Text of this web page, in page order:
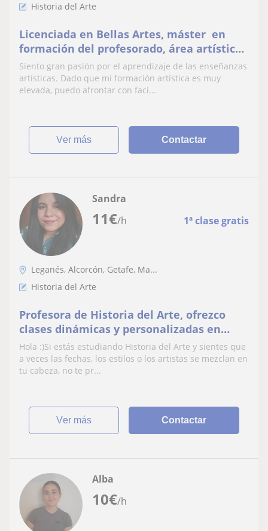
Historia del Arte
Licenciada en Bellas Artes, máster en
formación del profesorado, área artística,
b2 inglés
Siento gran pasión por el aprendizaje de las enseñanzas
artísticas. Dado que mi formación artística es muy
elevada, puedo afrontar con faci...
ver más Contactar
11€/h 1ª clase gratis
Sandra
Leganés, Alcorcón, Getafe, Ma...
Historia del Arte
Profesora de Historia del Arte, ofrezco
clases dinámicas y personalizadas en
Madrid
Hola :)Si estás estudiando Historia del Arte y sientes que
a veces las fechas, los estilos o los artistas se mezclan en
tu cabeza, no te pr...
ver más Contactar
10€/h
Alba